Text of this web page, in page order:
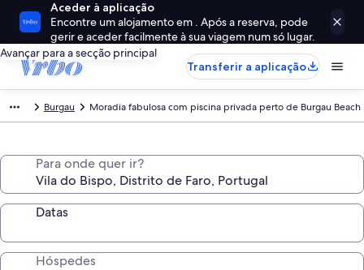
Aceder à aplicação
Encontre um alojamento em . Após a reserva, pode
gerir e aceder facilmente à sua viagem num só lugar.
Avançar para a secção principal
Transferir a aplicação
Burgau Moradia fabulosa com piscina privada perto de Burgau Beach
Para onde quer ir?
Datas
Hóspedes